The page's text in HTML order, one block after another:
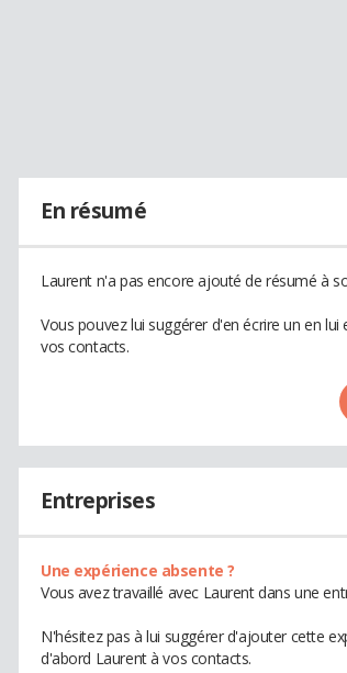
En résumé
Laurent n'a pas encore ajouté de résumé à
Vous pouvez lui suggérer d'en écrire un en
vos contacts.
Entreprises
Une expérience absente ?
Vous avez travaillé avec Laurent dans une
N'hésitez pas à lui suggérer d'ajouter cette
d'abord Laurent à vos contacts.